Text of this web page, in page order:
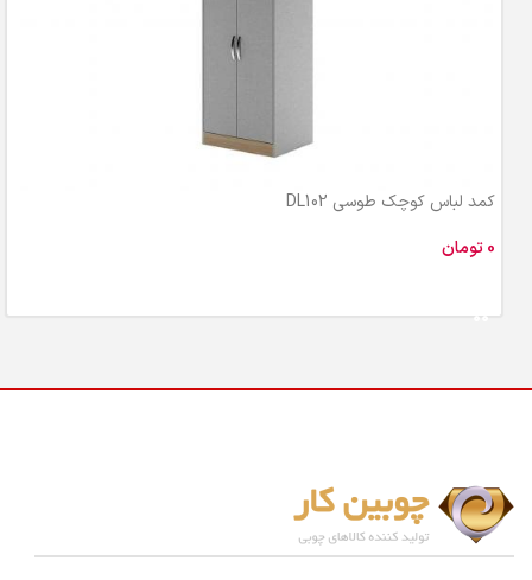
کمد لباس کوچک طوسی DL102
تومان